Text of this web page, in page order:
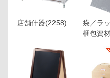
店舗什器(2258)
袋／ラ
梱包資